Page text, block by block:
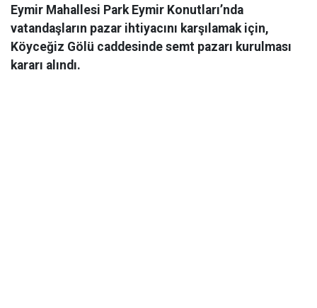
Eymir Mahallesi Park Eymir Konutları’nda
vatandaşların pazar ihtiyacını karşılamak için,
Köyceğiz Gölü caddesinde semt pazarı kurulması
kararı alındı.